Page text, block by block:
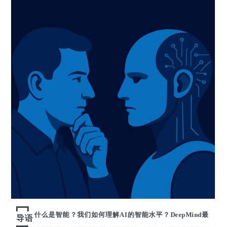
导语 什么是智能？我们如何理解AI的智能水平？DeepMind最